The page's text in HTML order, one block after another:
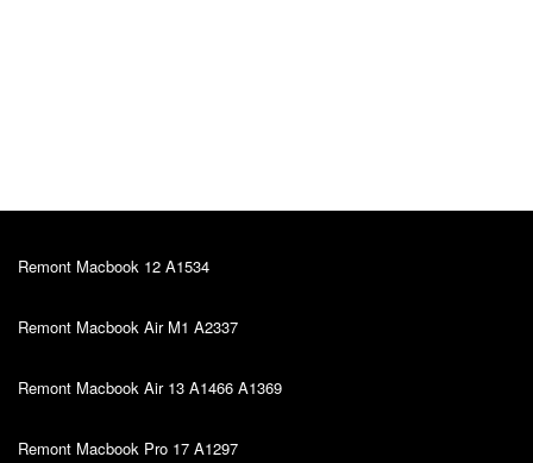
Remont Macbook 12 A1534
Remont Macbook Air M1 A2337
Remont Macbook Air 13 A1466 A1369
Remont Macbook Pro 17 A1297